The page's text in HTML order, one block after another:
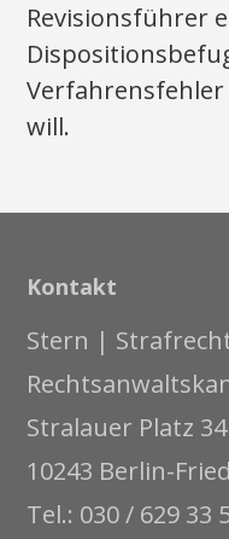
Revisionsführer
will.
Kontakt
Stern |
Stralauer Platz
10243 Berlin-
Tel.: 030 / 629 33